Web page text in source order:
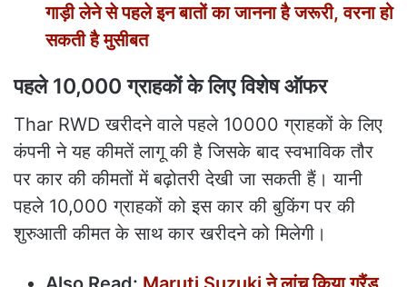
गाड़ी लेने से पहले इन बातों का जानना है जरूरी, वरना हो
सकती है मुसीबत
पहले 10,000 ग्राहकों के लिए विशेष ऑफर
Thar RWD खरीदने वाले पहले 10000 ग्राहकों के लिए
कंपनी ने यह कीमतें लागू की है जिसके बाद स्वभाविक तौर
पर कार की कीमतों में बढ़ोतरी देखी जा सकती हैं। यानी
पहले 10,000 ग्राहकों को इस कार की बुकिंग पर की
शुरुआती कीमत के साथ कार खरीदने को मिलेगी।